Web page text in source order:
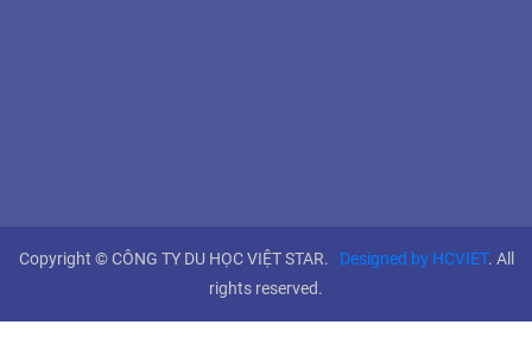
Copyright © CÔNG TY DU HỌC VIỆT STAR. Designed by HCVIET. All
rights reserved.